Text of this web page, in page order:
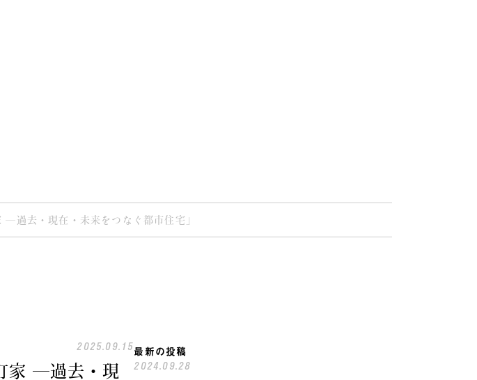
過去・現在・未来をつなぐ都市住宅」
2025.09.15
家 ―過去・現
最新の投稿
2024.09.28